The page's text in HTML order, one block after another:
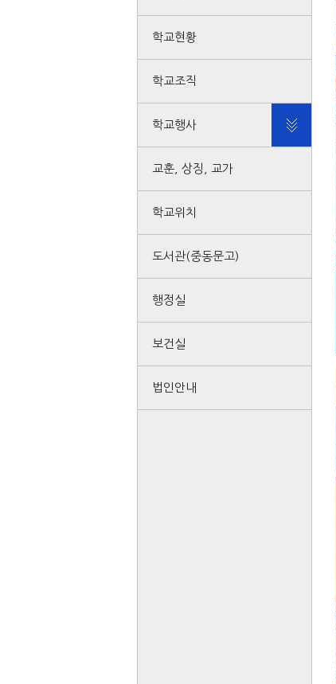
학교현황
학교조직
학교행사
교훈, 상징, 교가
학교위치
도서관(중동문고)
행정실
보건실
법인안내